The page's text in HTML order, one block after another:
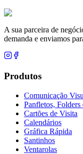
A sua parceira de
demanda e enviamos
Produtos
Comunicação
Panfletos, Folders
Cartões de Visita
Calendários
Gráfica Rápida
Santinhos
Ventarolas